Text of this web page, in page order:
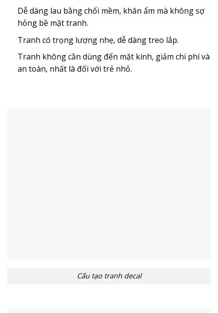
Dễ dàng lau bằng chổi mềm, khăn ẩm mà không sợ
hỏng bề mặt tranh.
Tranh có trọng lượng nhẹ, dễ dàng treo lắp.
Tranh không cần dùng đến mặt kính, giảm chi phí và
an toàn, nhất là đối với trẻ nhỏ.
Cấu tạo tranh decal